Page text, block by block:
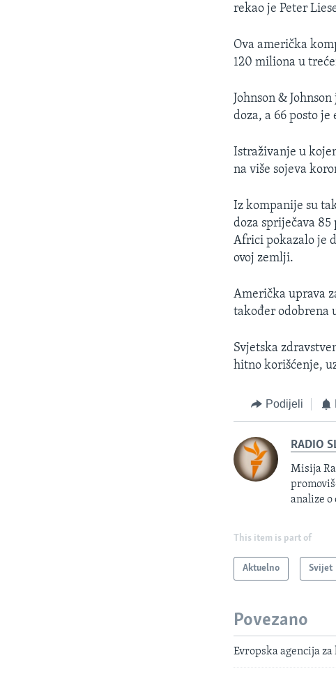
rekao je Peter
Ova američka
120 miliona u
Johnson &
doza, a 66 posto
Istraživanje u
na više sojeva
Iz kompanije su
doza spriječava
Africi pokazalo je
ovoj zemlji.
Američka uprava
također odobrena
Svjetska
hitno korišćenje,
Podijeli
RADIO
Misija
analize
This item is part of
Aktuelno Svijet
Povezano
Evropska agencija